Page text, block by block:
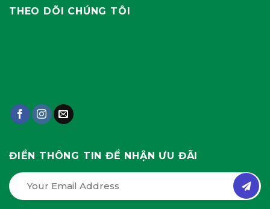
THEO DÕI CHÚNG TÔI
ĐIỀN THÔNG TIN ĐỂ NHẬN ƯU ĐÃI